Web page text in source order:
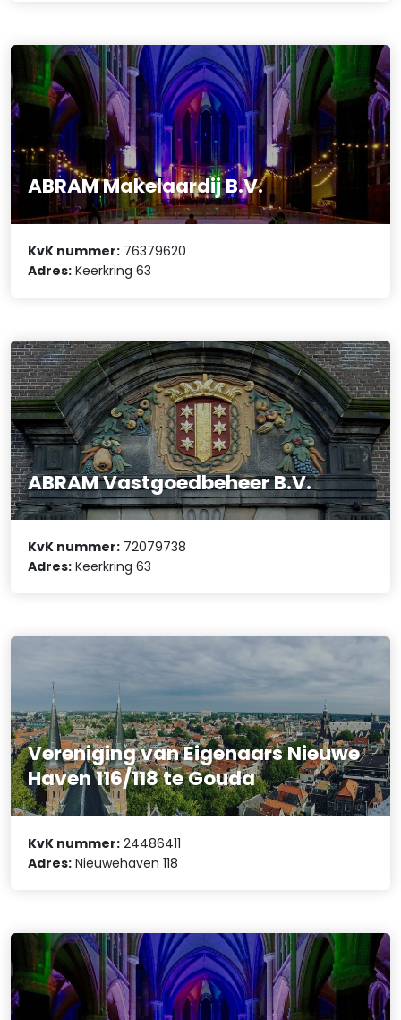
ABRAM Makelaardij B.V.
KvK nummer: 76379620
Adres: Keerkring 63
ABRAM Vastgoedbeheer B.V.
KvK nummer: 72079738
Adres: Keerkring 63
Vereniging van Eigenaars Nieuwe
Haven 116/118 te Gouda
KvK nummer: 24486411
Adres: Nieuwehaven 118